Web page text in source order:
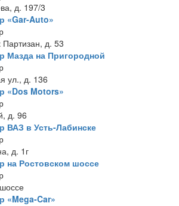
д. 197/3
«Gar-Auto»
д. 53
Мазда на Пригородной
ул., д. 136
«Dos Motors»
д. 96
ВАЗ в Усть-Лабинске
д. 1г
на Ростовском шоссе
«Mega-Car»